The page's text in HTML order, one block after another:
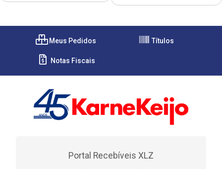
Meus Pedidos Títulos
Notas Fiscais
Portal Recebíveis XLZ